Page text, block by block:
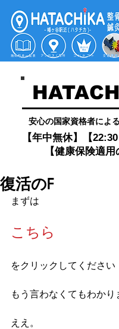
安心の国家資格者によ
【年中無休】【22:30
【健康保険適用
復活のF
まずは
こちら
をクリックしてください
もう言わなくてもわかり
ええ。